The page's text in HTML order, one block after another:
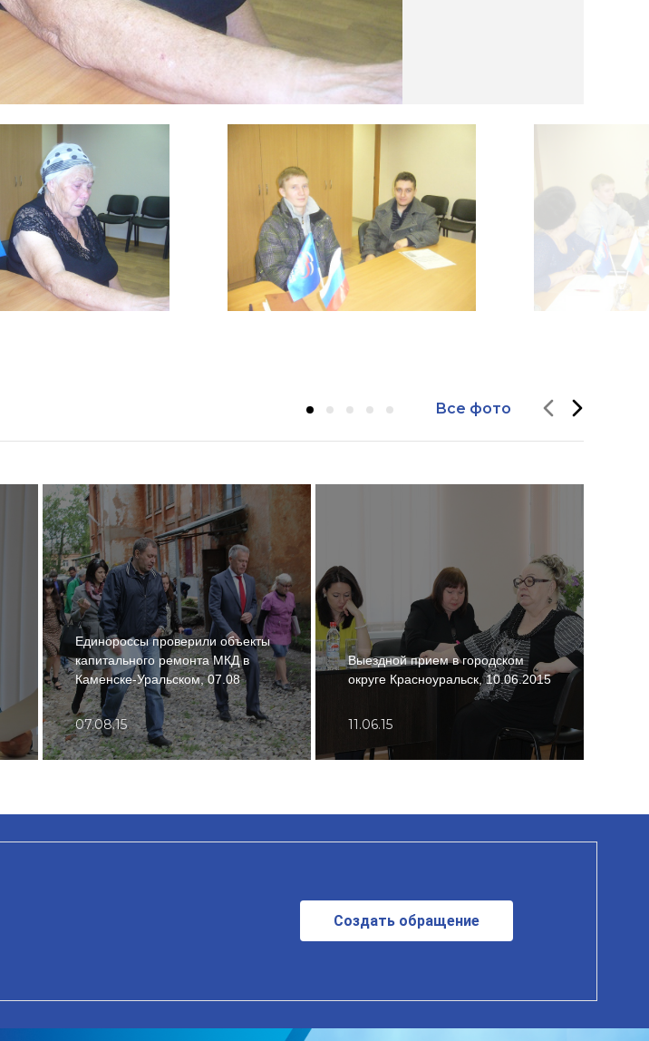
Все фото
Единороссы проверили объекты
капитального ремонта МКД в
Каменске-Уральском, 07.08
07.08.15
Выездной прием в городском
округе Красноуральск, 10.06.2015
11.06.15
Создать обращение